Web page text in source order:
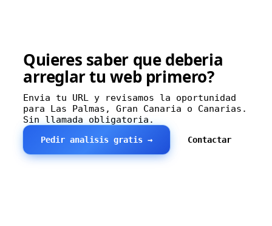
Quieres saber que deberia
arreglar tu web primero?
Envia tu URL y revisamos la oportunidad
para Las Palmas, Gran Canaria o Canarias.
Sin llamada obligatoria.
Pedir analisis gratis → Contactar